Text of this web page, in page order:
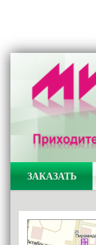
ЗАКАЗАТЬ